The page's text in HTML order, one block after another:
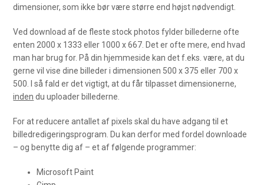
dimensioner, som ikke bør være større end højst nødvendigt.
Ved download af de fleste stock photos fylder billederne ofte
enten 2000 x 1333 eller 1000 x 667. Det er ofte mere, end hvad
man har brug for. På din hjemmeside kan det f.eks. være, at du
gerne vil vise dine billeder i dimensionen 500 x 375 eller 700 x
500. I så fald er det vigtigt, at du får tilpasset dimensionerne,
inden du uploader billederne.
For at reducere antallet af pixels skal du have adgang til et
billedredigeringsprogram. Du kan derfor med fordel downloade
– og benytte dig af – et af følgende programmer:
Microsoft Paint